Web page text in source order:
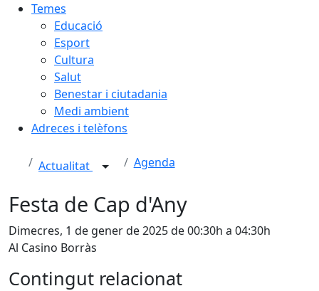
Temes
Educació
Esport
Cultura
Salut
Benestar i ciutadania
Medi ambient
Adreces i telèfons
Actualitat Agenda
Festa de Cap d'Any
Dimecres, 1 de gener de 2025 de 00:30h a 04:30h
Al Casino Borràs
Contingut relacionat